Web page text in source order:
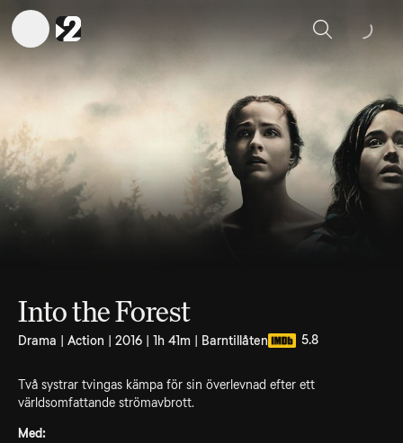
Sök
Into the Forest
Drama | Action | 2016 | 1h 41m | Barntillåten 5.8
Två systrar tvingas kämpa för sin överlevnad efter ett
världsomfattande strömavbrott.
Med: